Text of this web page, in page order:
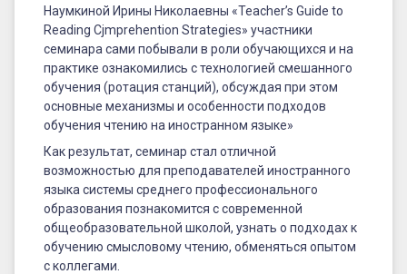
Наумкиной Ирины Николаевны «Teacher’s Guide to
Reading Cjmprehention Strategies» участники
семинара сами побывали в роли обучающихся и на
практике ознакомились с технологией смешанного
обучения (ротация станций), обсуждая при этом
основные механизмы и особенности подходов
обучения чтению на иностранном языке»
Как результат, семинар стал отличной
возможностью для преподавателей иностранного
языка системы среднего профессионального
образования познакомится с современной
общеобразовательной школой, узнать о подходах к
обучению смысловому чтению, обменяться опытом
с коллегами.